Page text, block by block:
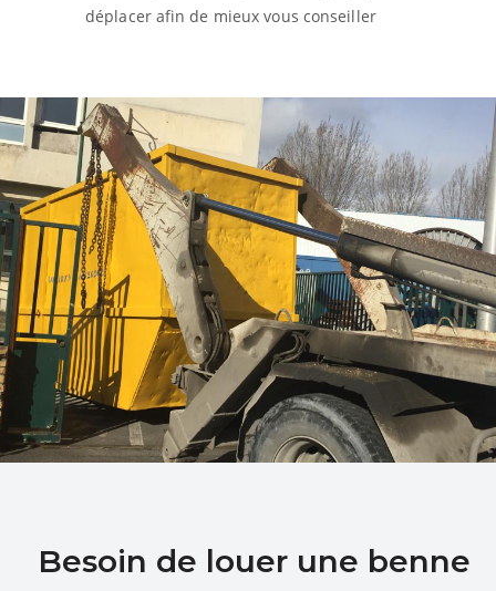
déplacer afin de mieux vous conseiller
Besoin de louer une benne